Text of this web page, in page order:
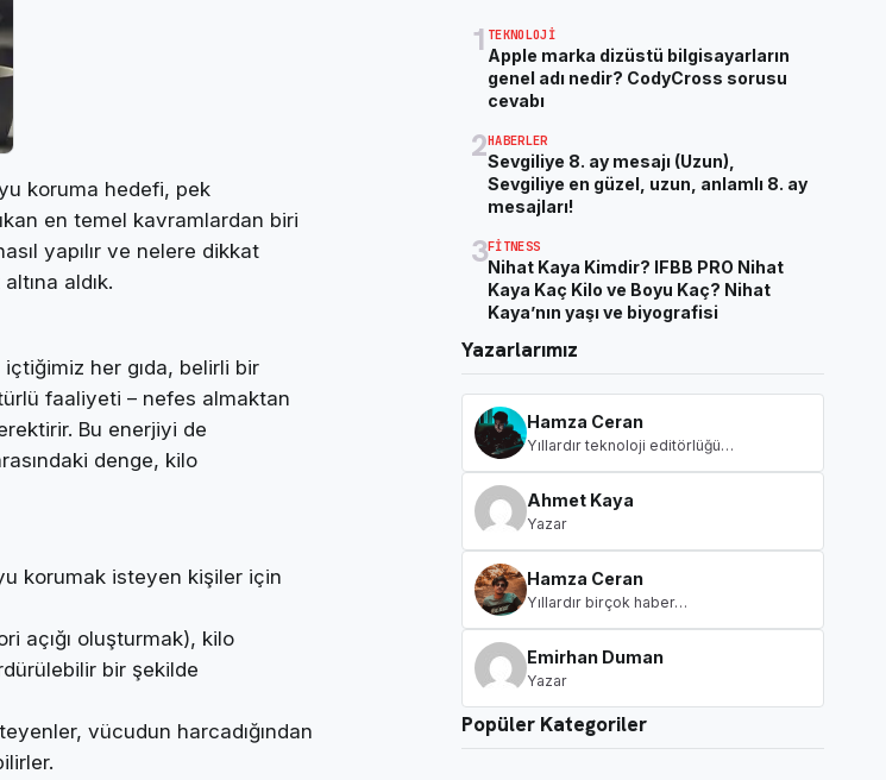
koruma hedefi, pek
en temel kavramlardan biri
yapılır ve nelere dikkat
aldık.
her gıda, belirli bir
faaliyeti – nefes almaktan
Bu enerjiyi de
denge, kilo
korumak isteyen kişiler için
açığı oluşturmak), kilo
bir şekilde
vücudun harcadığından
1 TEKNOLOJI
Apple marka dizüstü bilgisayarların
genel adı nedir? CodyCross sorusu
cevabı
2HABERLER
Sevgiliye 8. ay mesajı (Uzun),
Sevgiliye en güzel, uzun, anlamlı 8. ay
mesajları!
3FITNESS
Nihat Kaya Kimdir? IFBB PRO Nihat
Kaya Kaç Kilo ve Boyu Kaç? Nihat
Kaya’nın yaşı ve biyografisi
Yazarlarımız
Hamza Ceran
Yıllardır teknoloji editörlüğü…
Ahmet Kaya
Yazar
Hamza Ceran
Yıllardır birçok haber…
Emirhan Duman
Yazar
Popüler Kategoriler